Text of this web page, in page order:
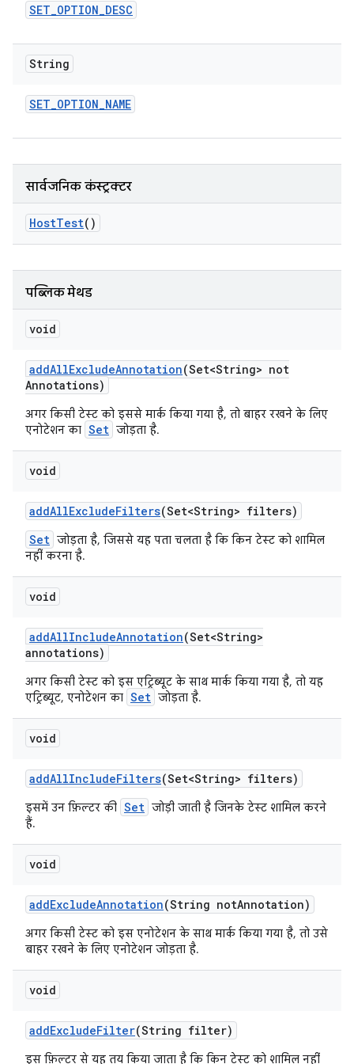
SET_OPTION_DESC
String
SET_OPTION_NAME
सार्वजनिक कंस्ट्रक्टर
HostTest()
पब्लिक मेथड
void
addAllExcludeAnnotation(Set<String> not
Annotations)
अगर किसी टेस्ट को इससे मार्क किया गया है, तो बाहर रखने के लिए
एनोटेशन का Set जोड़ता है.
void
addAllExcludeFilters(Set<String> filters)
Set जोड़ता है, जिससे यह पता चलता है कि किन टेस्ट को शामिल
नहीं करना है.
void
addAllIncludeAnnotation(Set<String>
annotations)
अगर किसी टेस्ट को इस एट्रिब्यूट के साथ मार्क किया गया है, तो यह
एट्रिब्यूट, एनोटेशन का Set जोड़ता है.
void
addAllIncludeFilters(Set<String> filters)
इसमें उन फ़िल्टर की Set जोड़ी जाती है जिनके टेस्ट शामिल करने
हैं.
void
addExcludeAnnotation(String notAnnotation)
अगर किसी टेस्ट को इस एनोटेशन के साथ मार्क किया गया है, तो उसे
बाहर रखने के लिए एनोटेशन जोड़ता है.
void
addExcludeFilter(String filter)
इस फ़िल्टर से यह तय किया जाता है कि किन टेस्ट को शामिल नहीं